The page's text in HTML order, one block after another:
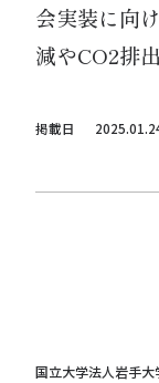
会実装に向
減やCO2排
掲載日
国立大学法人岩手大